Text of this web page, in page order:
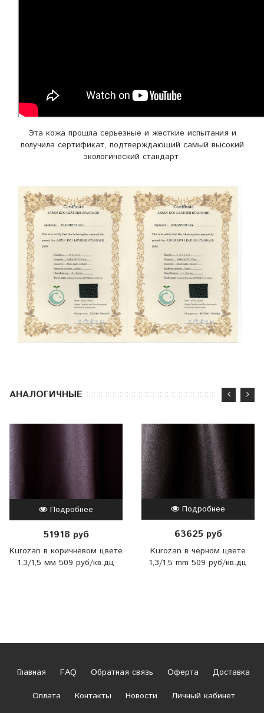
Эта кожа прошла серьезные и жесткие испытания и
получила сертификат, подтверждающий самый высокий
экологический стандарт.
АНАЛОГИЧНЫЕ
Подробнее
51918 руб
Kurozan в коричневом цвете
1,3/1,5 мм 509 руб/кв.дц
Подробнее
63625 руб
Kurozan в черном цвете
1,3/1,5 mm 509 руб/кв.дц
Главная FAQ Обратная связь Оферта
Доставка
Оплата
Контакты Новости
Личный кабинет